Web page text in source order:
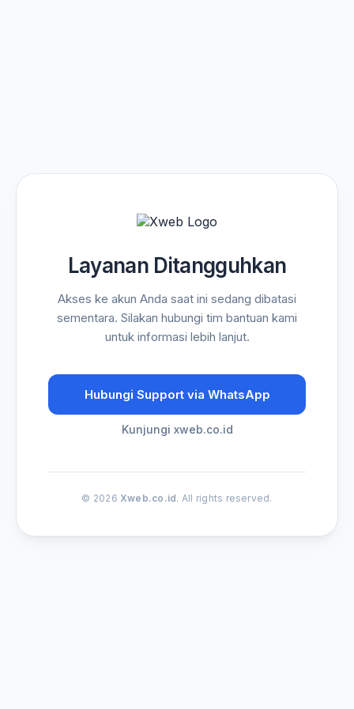
Layanan Ditangguhkan
Akses ke akun Anda saat ini sedang dibatasi
sementara. Silakan hubungi tim bantuan kami
untuk informasi lebih lanjut.
Hubungi Support via WhatsApp
Kunjungi xweb.co.id
© 2026 Xweb.co.id. All rights reserved.